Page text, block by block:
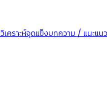
วิเคราะห์จุดแข็งบทความ / แนะแน